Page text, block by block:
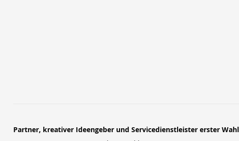
Partner, kreativer Ideengeber und Servicedienstleister erster Wahl